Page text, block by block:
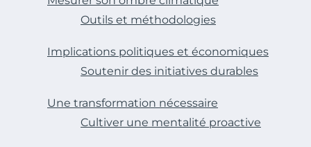
Outils et méthodologies
Implications politiques et économiques
Soutenir des initiatives durables
Une transformation nécessaire
Cultiver une mentalité proactive